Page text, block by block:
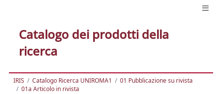
Catalogo dei prodotti della
ricerca
IRIS Catalogo Ricerca UNIROMA1
01 Pubblicazione su rivista
01a Articolo in rivista